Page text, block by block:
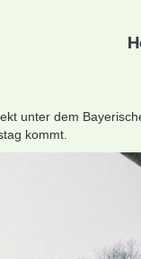
unter dem
kommt.